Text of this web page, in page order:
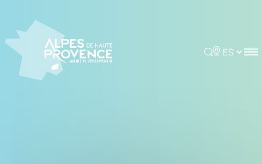
Rechercher
Choisir la